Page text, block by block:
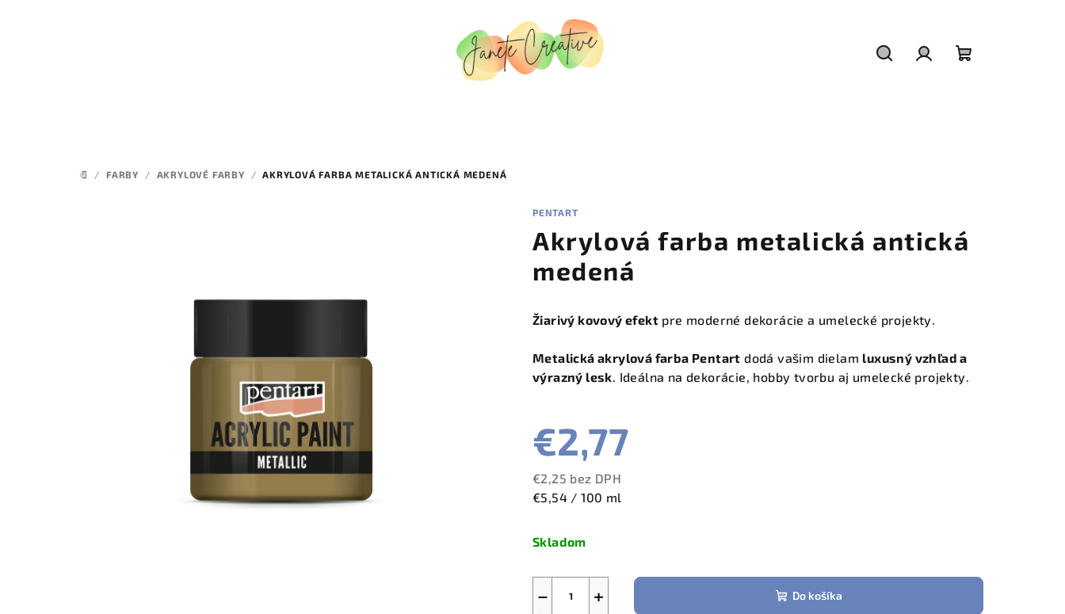
DOMOV
/ FARBY / AKRYLOVÉ FARBY / AKRYLOVÁ FARBA METALICKÁ ANTICKÁ MEDENÁ
PENTART
Akrylová farba metalická antická
medená
Žiarivý kovový efekt pre moderné dekorácie a umelecké projekty.
Metalická akrylová farba Pentart dodá vašim dielam luxusný vzhľad a
výrazný lesk . Ideálna na dekorácie, hobby tvorbu aj umelecké projekty.
€2,77
€2,25 bez DPH
Jednotková
€5,54 / 100 ml
Skladom
+
− Do košíka